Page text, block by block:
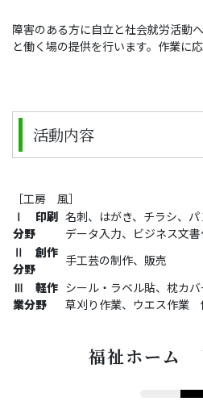
障害のある方に自立と社会就労活動
と働く場の提供を行います。作業に
活動内容
［工房 風］
Ⅰ 印刷
分野
名刺、はがき、チラシ、パ
データ入力、ビジネス文
Ⅱ 創作
分野
手工芸の制作、販売
Ⅲ 軽作
業分野
シール・ラベル貼、枕カ
草刈り作業、ウエス作業
福祉ホーム